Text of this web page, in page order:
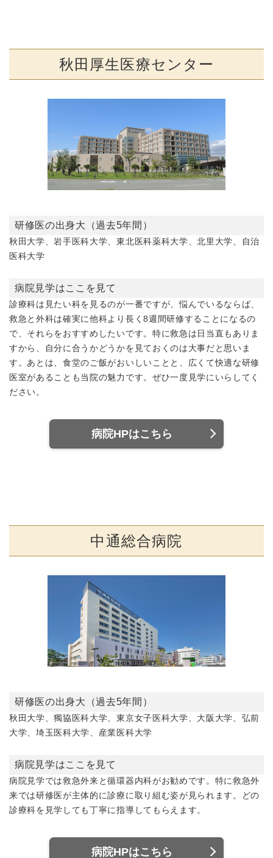
秋田厚生医療センター
研修医の出身大（過去5年間）
秋田大学、岩手医科大学、東北医科薬科大学、北里大学、自治
医科大学
病院見学はここを見て
診療科は見たい科を見るのが一番ですが、悩んでいるならば、
救急と外科は確実に他科より長く8週間研修することになるの
で、それらをおすすめしたいです。特に救急は日当直もありま
すから、自分に合うかどうかを見ておくのは大事だと思いま
す。あとは、食堂のご飯がおいしいことと、広くて快適な研修
医室があることも当院の魅力です。ぜひ一度見学にいらしてく
ださい。
病院HPはこちら
中通総合病院
研修医の出身大（過去5年間）
秋田大学、獨協医科大学、東京女子医科大学、大阪大学、弘前
大学、埼玉医科大学、産業医科大学
病院見学はここを見て
病院見学では救急外来と循環器内科がお勧めです。特に救急外
来では研修医が主体的に診療に取り組む姿が見られます。どの
診療科を見学しても丁寧に指導してもらえます。
病院HPはこちら